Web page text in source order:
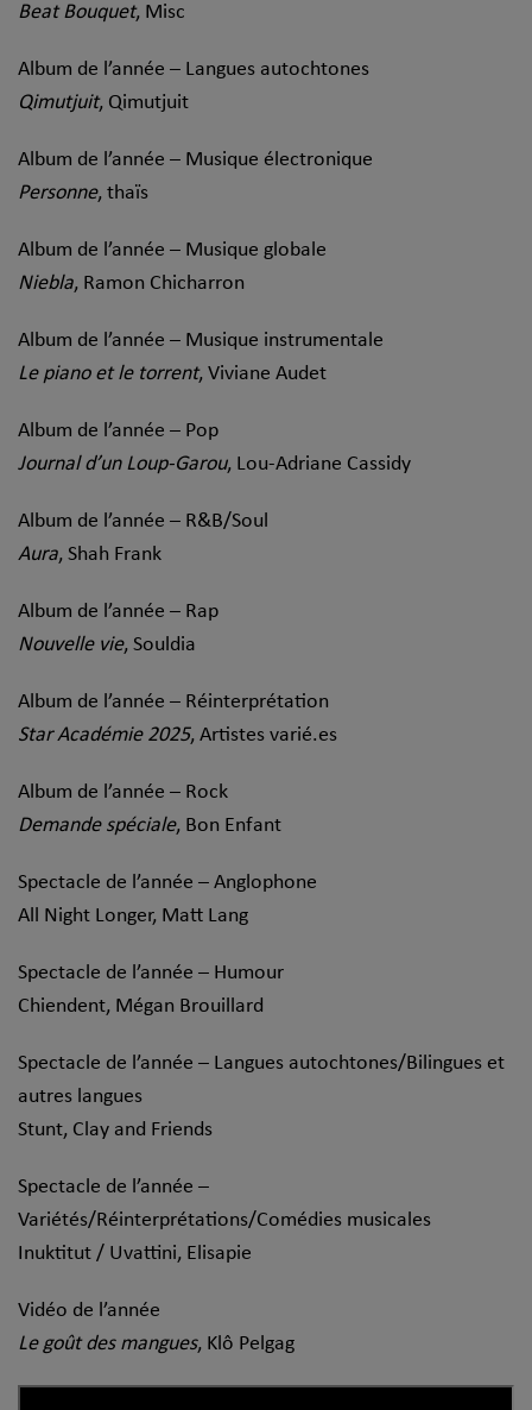
Beat Bouquet, Misc
Album de l’année – Langues autochtones
Qimutjuit, Qimutjuit
Album de l’année – Musique électronique
Personne, thaïs
Album de l’année – Musique globale
Niebla, Ramon Chicharron
Album de l’année – Musique instrumentale
Le piano et le torrent, Viviane Audet
Album de l’année – Pop
Journal d’un Loup-Garou, Lou-Adriane Cassidy
Album de l’année – R&B/Soul
Aura, Shah Frank
Album de l’année – Rap
Nouvelle vie, Souldia
Album de l’année – Réinterprétation
Star Académie 2025, Artistes varié.es
Album de l’année – Rock
Demande spéciale, Bon Enfant
Spectacle de l’année – Anglophone
All Night Longer, Matt Lang
Spectacle de l’année – Humour
Chiendent, Mégan Brouillard
Spectacle de l’année – Langues autochtones/Bilingues et
autres langues
Stunt, Clay and Friends
Spectacle de l’année –
Variétés/Réinterprétations/Comédies musicales
Inuktitut / Uvattini, Elisapie
Vidéo de l’année
Le goût des mangues, Klô Pelgag